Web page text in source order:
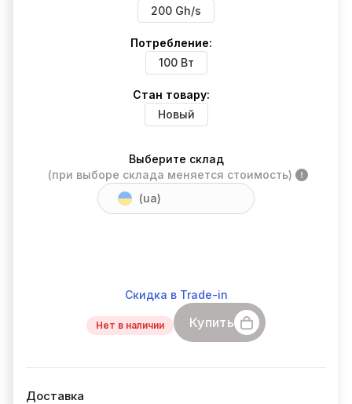
200 Gh/s
Потребление:
100 Вт
Стан товару:
Новый
Выберите склад
(при выборе склада меняется стоимость)
(ua)
Скидка в Trade-in
Нет в наличии Купить
Доставка